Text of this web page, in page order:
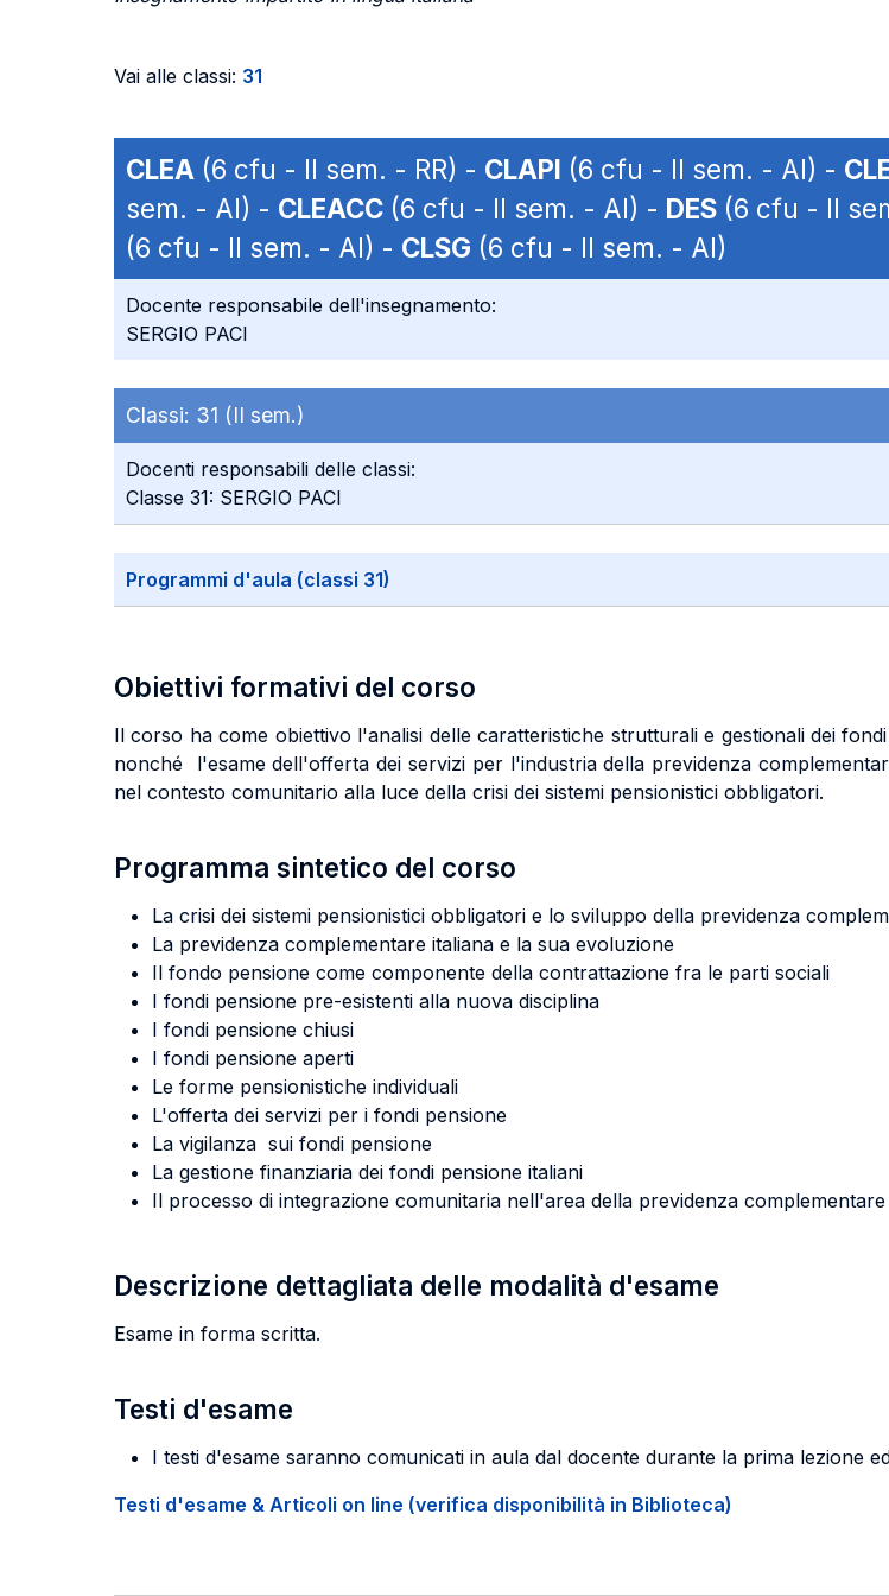
Vai alle classi: 31
CLEA (6 cfu - II sem. - RR) - CLAPI (6 cfu - II sem. - AI) -
sem. - AI) - CLEACC (6 cfu - II sem. - AI) - DES (6 cfu - II
(6 cfu - II sem. - AI) - CLSG (6 cfu - II sem. - AI)
Docente responsabile dell'insegnamento:
SERGIO PACI
Classi: 31 (II sem.)
Docenti responsabili delle classi:
Classe 31: SERGIO PACI
Programmi d'aula (classi 31)
Obiettivi formativi del corso
Il corso ha come obiettivo l'analisi delle caratteristiche strutturali e gestionali dei
nonché l'esame dell'offerta dei servizi per l'industria della previdenza
nel contesto comunitario alla luce della crisi dei sistemi pensionistici obbligatori.
Programma sintetico del corso
La crisi dei sistemi pensionistici obbligatori e lo sviluppo della previdenza
La previdenza complementare italiana e la sua evoluzione
Il fondo pensione come componente della contrattazione fra le parti sociali
I fondi pensione pre-esistenti alla nuova disciplina
I fondi pensione chiusi
I fondi pensione aperti
Le forme pensionistiche individuali
L'offerta dei servizi per i fondi pensione
La vigilanza sui fondi pensione
La gestione finanziaria dei fondi pensione italiani
Il processo di integrazione comunitaria nell'area della previdenza complementare
Descrizione dettagliata delle modalità d'esame
Esame in forma scritta.
Testi d'esame
I testi d'esame saranno comunicati in aula dal docente durante la prima lezione
Testi d'esame & Articoli on line (verifica disponibilità in Biblioteca)